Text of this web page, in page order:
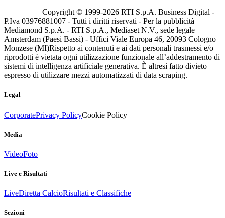
Copyright © 1999-2026 RTI S.p.A. Business Digital -
P.Iva 03976881007 - Tutti i diritti riservati - Per la pubblicità
Mediamond S.p.A. - RTI S.p.A., Mediaset N.V., sede legale
Amsterdam (Paesi Bassi) - Uffici Viale Europa 46, 20093 Cologno
Monzese (MI)Rispetto ai contenuti e ai dati personali trasmessi e/o
riprodotti è vietata ogni utilizzazione funzionale all’addestramento di
sistemi di intelligenza artificiale generativa. È altresì fatto divieto
espresso di utilizzare mezzi automatizzati di data scraping.
Legal
CorporatePrivacy PolicyCookie Policy
Media
VideoFoto
Live e Risultati
LiveDiretta CalcioRisultati e Classifiche
Sezioni